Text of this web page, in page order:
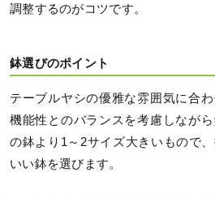
調整するのがコツです。
鉢選びのポイント
テーブルヤシの優雅な雰囲気に合
機能性とのバランスを考慮しなが
の鉢より1～2サイズ大きいもので
いい鉢を選びます。